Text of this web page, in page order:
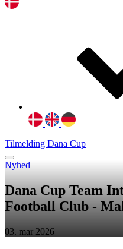
Tilmelding Dana Cup
Nyhed
Dana Cup Team
Football Club -
03. mar 2026